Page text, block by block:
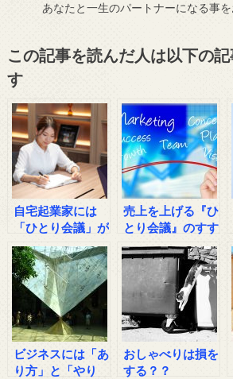
あなたと一生のパートナーになる事
この記事を読んだ人は以下の
す
自宅起業家には
「ひとり会議」が
お薦めな理由
売上を上げる『ひ
とり会議』のすす
め
ビジネスには「あ
り方」と「やり
おしゃべりは損を
する？？